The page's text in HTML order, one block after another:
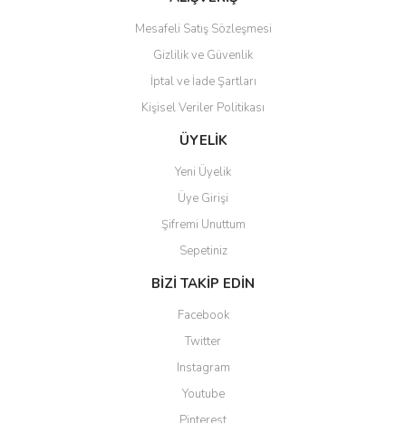
Gönder
Mesafeli Satış Sözleşmesi
Gizlilik ve Güvenlik
İptal ve İade Şartları
Kişisel Veriler Politikası
ÜYELİK
Yeni Üyelik
Üye Girişi
Şifremi Unuttum
Sepetiniz
BİZİ TAKİP EDİN
Facebook
Twitter
Instagram
Youtube